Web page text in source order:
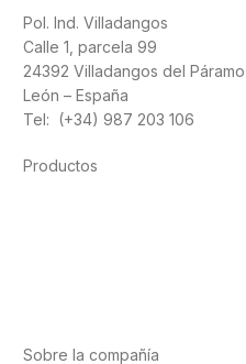
Pol. Ind. Villadangos
Calle 1, parcela 99
24392 Villadangos del Páramo
León – España
Tel: (+34) 987 203 106
Productos
Sobre la compañía